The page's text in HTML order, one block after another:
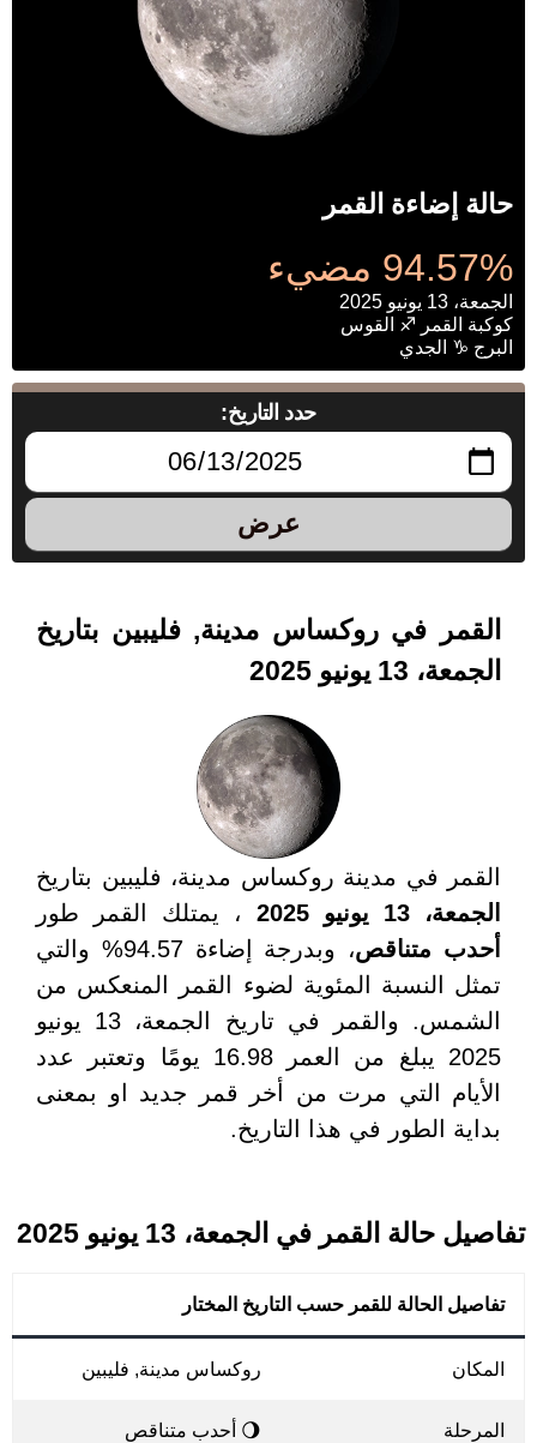
حالة إضاءة القمر
94.57% مضيء
الجمعة، 13 يونيو 2025
كوكبة القمر ♐ القوس
البرج ♑ الجدي
حدد التاريخ:
عرض
القمر في روكساس مدينة, فليبين بتاريخ
الجمعة، 13 يونيو 2025
القمر في مدينة روكساس مدينة، فليبين بتاريخ
الجمعة، 13 يونيو 2025
، يمتلك القمر طور
أحدب متناقص
، وبدرجة إضاءة 94.57% والتي
تمثل النسبة المئوية لضوء القمر المنعكس من
الشمس. والقمر في تاريخ الجمعة، 13 يونيو
2025 يبلغ من العمر 16.98 يومًا وتعتبر عدد
الأيام التي مرت من أخر قمر جديد او بمعنى
بداية الطور في هذا التاريخ.
تفاصيل حالة القمر في الجمعة، 13 يونيو 2025
تفاصيل الحالة للقمر حسب التاريخ المختار
المكان روكساس مدينة, فليبين
المرحلة 🌖 أحدب متناقص